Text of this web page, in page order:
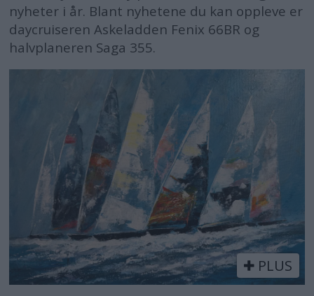
nyheter i år. Blant nyhetene du kan oppleve er
daycruiseren Askeladden Fenix 66BR og
halvplaneren Saga 355.
PLUS